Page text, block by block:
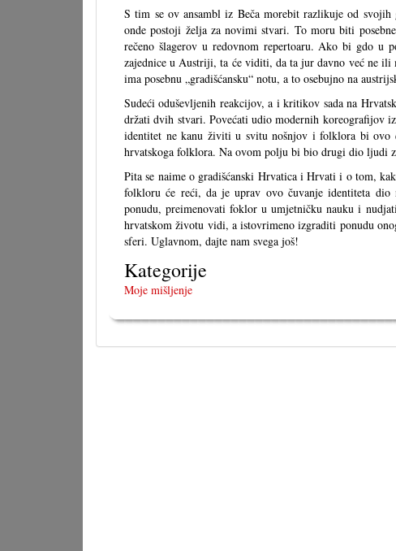
S tim se ov ansambl iz Beča morebit razlikuje od
onde postoji želja za novimi stvari. To moru biti
rečeno šlagerov u redovnom repertoaru. Ako bi gdo u
zajednice u Austriji, ta će viditi, da ta jur davno već ne
ima posebnu „gradišćansku“ notu, a to osebujno na
Sudeći oduševljenih reakcijov, a i kritikov sada na
držati dvih stvari. Povećati udio modernih koreografijov
identitet ne kanu živiti u svitu nošnjov i folklora bi
hrvatskoga folklora. Na ovom polju bi bio drugi dio ljudi
Pita se naime o gradišćanski Hrvatica i Hrvati i o tom,
folkloru će reći, da je uprav ovo čuvanje identiteta
ponudu, preimenovati foklor u umjetničku nauku i
hrvatskom životu vidi, a istovrimeno izgraditi ponudu
sferi. Uglavnom, dajte nam svega još!
Kategorije
Moje mišljenje